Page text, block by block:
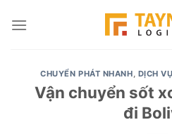
CHUYỂN PHÁT NHANH, DỊCH
Vận chuyển sốt
đi